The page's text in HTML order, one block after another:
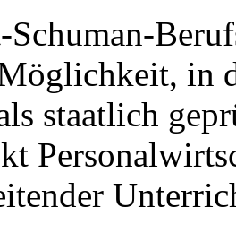
Schuman-
in
staatlich